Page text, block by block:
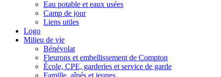
Eau potable et eaux usées
Camp de jour
Liens utiles
Logo
Milieu de vie
Bénévolat
Fleurons et embellissement de Compton
École, CPE, garderies et service de garde